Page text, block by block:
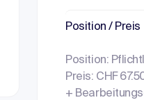
Position / Preis
Position:
Preis: CHF
+